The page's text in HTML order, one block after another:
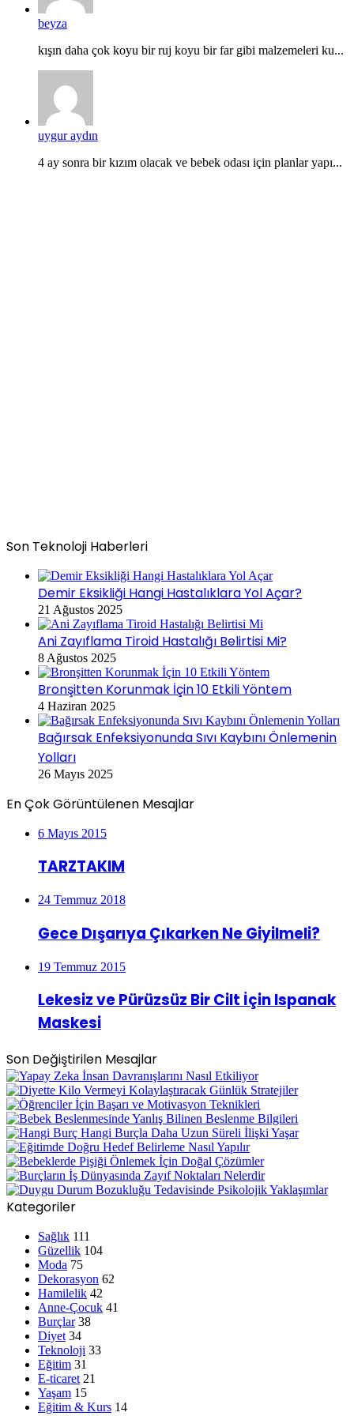
beyza
kışın daha çok koyu bir ruj koyu bir far gibi malzemeleri ku...
uygur aydın
4 ay sonra bir kızım olacak ve bebek odası için planlar yapı...
Son Teknoloji Haberleri
Demir Eksikliği Hangi Hastalıklara Yol Açar?
21 Ağustos 2025
Ani Zayıflama Tiroid Hastalığı Belirtisi Mi?
8 Ağustos 2025
Bronşitten Korunmak İçin 10 Etkili Yöntem
4 Haziran 2025
Bağırsak Enfeksiyonunda Sıvı Kaybını Önlemenin
Yolları
26 Mayıs 2025
En Çok Görüntülenen Mesajlar
6 Mayıs 2015
TARZTAKIM
24 Temmuz 2018
Gece Dışarıya Çıkarken Ne Giyilmeli?
19 Temmuz 2015
Lekesiz ve Pürüzsüz Bir Cilt İçin Ispanak
Maskesi
Son Değiştirilen Mesajlar
Kategoriler
Sağlık 111
Güzellik 104
Moda 75
Dekorasyon 62
Hamilelik 42
Anne-Çocuk 41
Burçlar 38
Diyet 34
Teknoloji 33
Eğitim 31
E-ticaret 21
Yaşam 15
Eğitim & Kurs 14